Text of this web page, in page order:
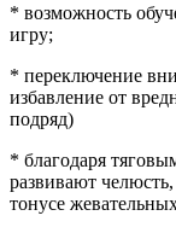
* возможность
игру;
* переключение
избавление от
подряд)
* благодаря
развивают
тонусе